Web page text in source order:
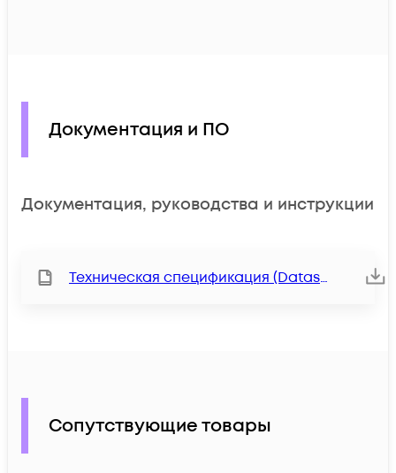
Документация и ПО
Документация, руководства и инструкции
Техническая спецификация (Datasheet)
Сопутствующие товары